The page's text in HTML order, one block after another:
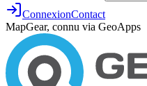
ConnexionContact
MapGear, connu via GeoApps